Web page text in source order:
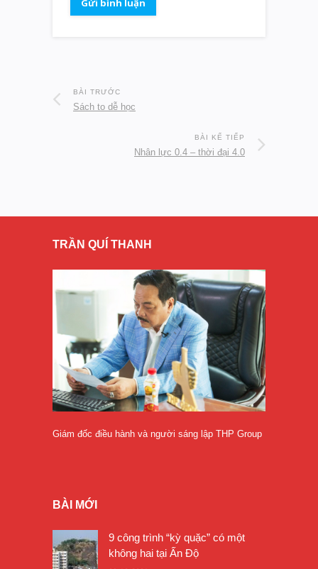
BÀI TRƯỚC
Sách to dễ học
BÀI KẾ TIẾP
Nhân lực 0.4 – thời đại 4.0
TRẦN QUÍ THANH
Giám đốc điều hành và người sáng lập THP Group
BÀI MỚI
9 công trình “kỳ quặc” có một
không hai tại Ấn Độ